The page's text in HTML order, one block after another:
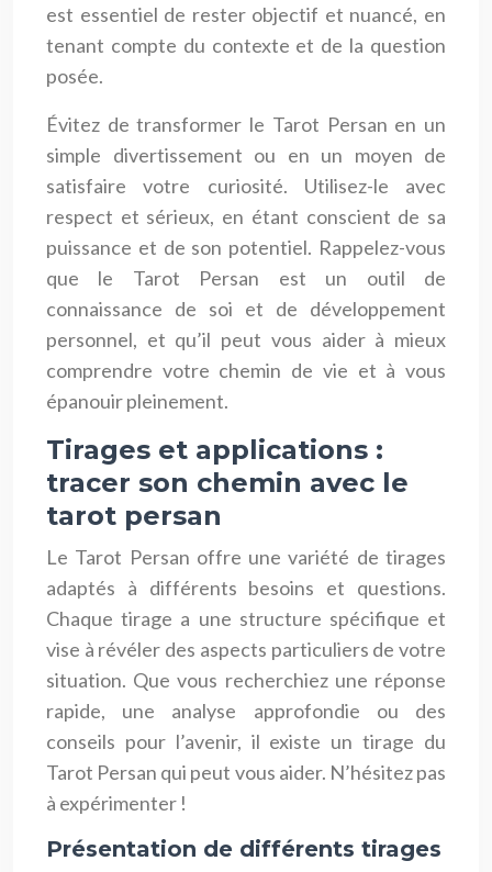
est essentiel de rester objectif et nuancé, en
tenant compte du contexte et de la question
posée.
Évitez de transformer le Tarot Persan en un
simple divertissement ou en un moyen de
satisfaire votre curiosité. Utilisez-le avec
respect et sérieux, en étant conscient de sa
puissance et de son potentiel. Rappelez-vous
que le Tarot Persan est un outil de
connaissance de soi et de développement
personnel, et qu’il peut vous aider à mieux
comprendre votre chemin de vie et à vous
épanouir pleinement.
Tirages et applications :
tracer son chemin avec le
tarot persan
Le Tarot Persan offre une variété de tirages
adaptés à différents besoins et questions.
Chaque tirage a une structure spécifique et
vise à révéler des aspects particuliers de votre
situation. Que vous recherchiez une réponse
rapide, une analyse approfondie ou des
conseils pour l’avenir, il existe un tirage du
Tarot Persan qui peut vous aider. N’hésitez pas
à expérimenter !
Présentation de différents tirages